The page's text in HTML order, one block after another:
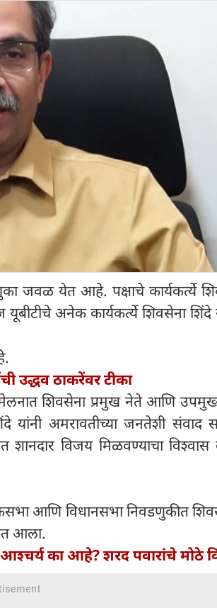
जवळ येत आहे. पक्षाचे कार्यकर्त्ये
अनेक कार्यकर्त्ये शिवसेना शिंदे
उद्धव ठाकरेंवर टीका
शिवसेना प्रमुख नेते आणि
यांनी अमरावतीच्या जनतेशी संवाद
शानदार विजय मिळवण्याचा विश्वास
आणि विधानसभा निवडणुकीत
आला.
का आहे? शरद पवारांचे मोठे